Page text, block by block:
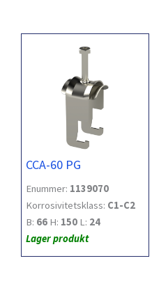
CCA-60 PG
Enummer: 1139070
Korrosivitetsklass: C1-C2
B: 66 H: 150 L: 24
Lager produkt